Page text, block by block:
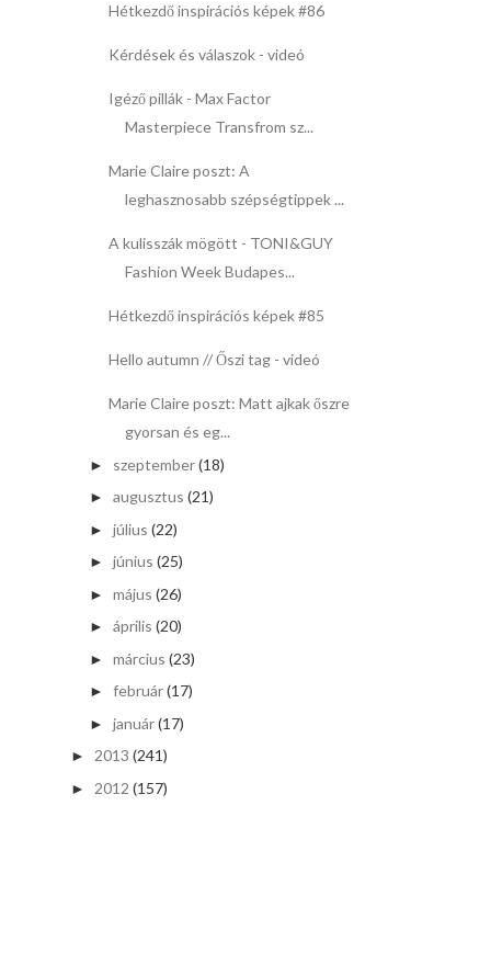
Hétkezdő inspirációs képek #86
Kérdések és válaszok - videó
Igéző pillák - Max Factor
Masterpiece Transfrom sz...
Marie Claire poszt: A
leghasznosabb szépségtippek ...
A kulisszák mögött - TONI&GUY
Fashion Week Budapes...
Hétkezdő inspirációs képek #85
Hello autumn // Őszi tag - videó
Marie Claire poszt: Matt ajkak őszre
gyorsan és eg...
► szeptember(18)
► augusztus (21)
► július (22)
► június (25)
► május (26)
► április (20)
► március (23)
► február(17)
► január(17)
► 2013 (241)
► 2012 (157)